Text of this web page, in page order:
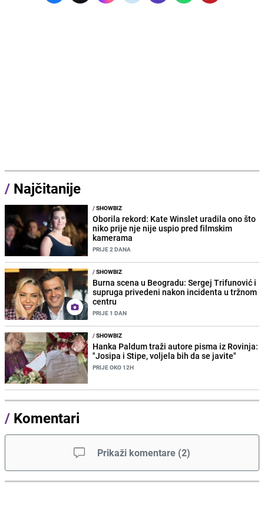
/ Najčitanije
/SHOWBIZ
Oborila rekord: Kate Winslet uradila ono što
niko prije nje nije uspio pred filmskim
kamerama
PRIJE 2 DANA
/SHOWBIZ
Burna scena u Beogradu: Sergej Trifunović i
supruga privedeni nakon incidenta u tržnom
centru
PRIJE 1 DAN
/SHOWBIZ
Hanka Paldum traži autore pisma iz Rovinja:
"Josipa i Stipe, voljela bih da se javite"
PRIJE OKO 12H
/ Komentari
Prikaži komentare (2)